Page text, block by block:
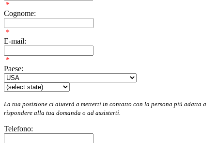
*
Cognome:
*
E-mail:
*
Paese:
La tua posizione ci aiuterà a metterti in contatto con la persona più adatta a
rispondere alla tua domanda o ad assisterti.
Telefono: